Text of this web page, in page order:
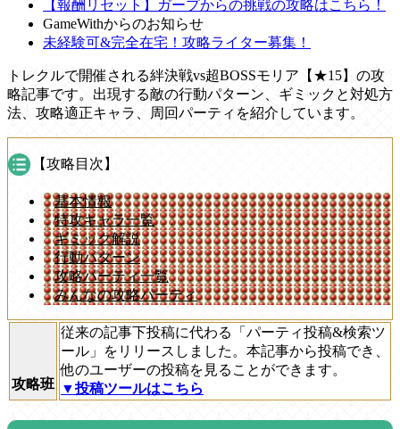
【報酬リセット】ガープからの挑戦の攻略はこちら！
GameWithからのお知らせ
未経験可&完全在宅！攻略ライター募集！
トレクルで開催される絆決戦vs超BOSSモリア【★15】の攻
略記事です。出現する敵の行動パターン、ギミックと対処方
法、攻略適正キャラ、周回パーティを紹介しています。
【攻略目次】
基本情報
特攻キャラ一覧
ギミック解説
行動パターン
攻略パーティ一覧
みんなの攻略パーティ
攻略班
従来の記事下投稿に代わる「パーティ投稿&検索ツ
ール」をリリースしました。本記事から投稿でき、
他のユーザーの投稿を見ることができます。
▼投稿ツールはこちら